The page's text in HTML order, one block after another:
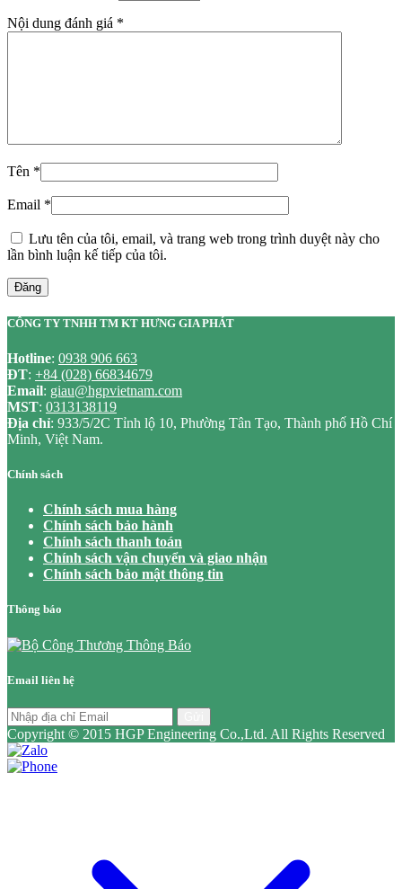
Nội dung đánh giá *
Tên *
Email *
Lưu tên của tôi, email, và trang web trong trình duyệt này cho
lần bình luận kế tiếp của tôi.
Đăng
CÔNG TY TNHH TM KT HƯNG GIA PHÁT
Hotline: 0938 906 663
ĐT: +84 (028) 66834679
Email: giau@hgpvietnam.com
MST: 0313138119
Địa chỉ: 933/5/2C Tỉnh lộ 10, Phường Tân Tạo, Thành phố Hồ Chí
Minh, Việt Nam.
Chính sách
Chính sách mua hàng
Chính sách bảo hành
Chính sách thanh toán
Chính sách vận chuyển và giao nhận
Chính sách bảo mật thông tin
Thông báo
Email liên hệ
Copyright © 2015 HGP Engineering Co.,Ltd. All Rights Reserved